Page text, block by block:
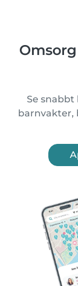
Se
barnvakter,